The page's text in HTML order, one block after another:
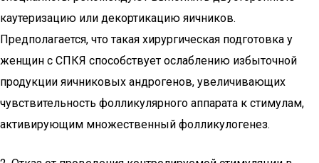
каутеризацию или декортикацию яичников.
Предполагается, что такая хирургическая подготовка у
женщин с СПКЯ способствует ослаблению избыточной
продукции яичниковых андрогенов, увеличивающих
чувствительность фолликулярного аппарата к стимулам,
активирующим множественный фолликулогенез.